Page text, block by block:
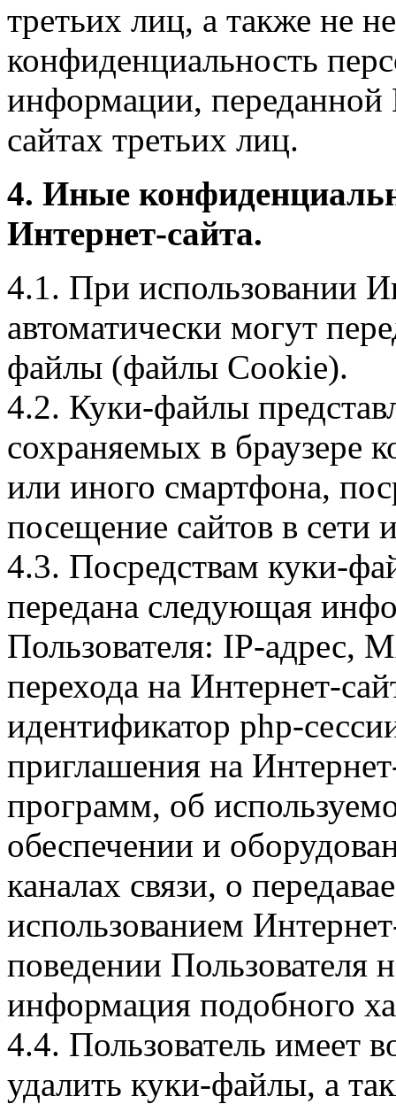
третьих лиц, а также не
конфиденциальность
информации, переданной
сайтах третьих лиц.
4. Иные
Интернет-сайта.
4.1. При использовании
автоматически могут
файлы (файлы Cookie).
4.2. Куки-файлы
сохраняемых в браузере
или иного смартфона,
посещение сайтов в сети
4.3. Посредствам куки-
передана следующая
Пользователя: IP-адрес,
перехода на Интернет-
идентификатор php-
приглашения на
программ, об
обеспечении и
каналах связи, о
использованием
поведении Пользователя
информация подобного
4.4. Пользователь имеет
удалить куки-файлы, а